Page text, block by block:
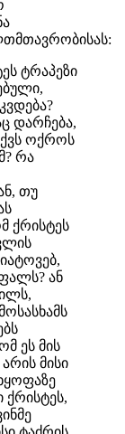
ტრაპეზი
დარჩება,
ოქროს
რა
თუ
ქრისტეს
ან
ეს მის
მისი
ქრისტეს,